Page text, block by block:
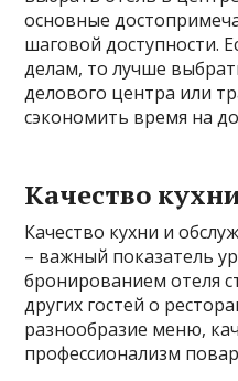
основные
шаговой доступности.
делам, то лучше
делового центра или
сэкономить время на
Качество
Качество кухни и
– важный показатель
бронированием отеля
других гостей о
разнообразие меню,
профессионализм